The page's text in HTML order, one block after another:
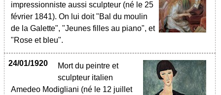
impressionniste aussi sculpteur (né le 25
février 1841). On lui doit "Bal du moulin
de la Galette", "Jeunes filles au piano", et
"Rose et bleu".
24/01/1920
Mort du peintre et
sculpteur italien
Amedeo Modigliani (né le 12 juillet